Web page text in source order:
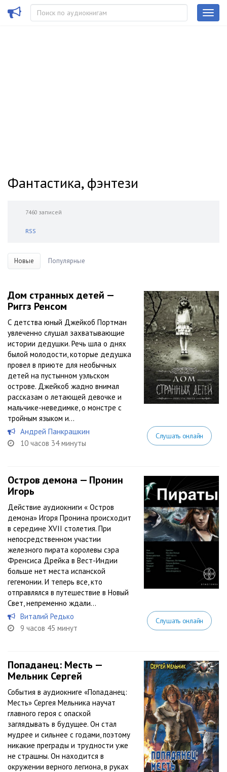
Фантастика, фэнтези
7460 записей
RSS
Новые Популярные
Дом странных детей —
Риггз Ренсом
С детства юный Джейкоб Портман
увлеченно слушал захватывающие
истории дедушки. Речь шла о днях
былой молодости, которые дедушка
провел в приюте для необычных
детей на пустынном уэльском
острове. Джейкоб жадно внимал
рассказам о летающей девочке и
мальчике-неведимке, о монстре с
тройным языком и...
Андрей Панкрашкин
10 часов 34 минуты
Слушать онлайн
Остров демона — Пронин
Игорь
Действие аудиокниги « Остров
демона» Игоря Пронина происходит
в середине XVII столетия. При
непосредственном участии
железного пирата королевы сэра
Френсиса Дрейка в Вест-Индии
больше нет места испанской
гегемонии. И теперь все, кто
отправлялся в путешествие в Новый
Свет, непременно ждали...
Виталий Редько
9 часов 45 минут
Слушать онлайн
Попаданец: Месть —
Мельник Сергей
События в аудиокниге «Попаданец:
Месть» Сергея Мельника научат
главного героя с опаской
заглядывать в будущее. Он стал
мудрее и сильнее с годами, поэтому
никакие преграды и трудности уже
не страшны. Он находится в
окружении верного легиона, в руках